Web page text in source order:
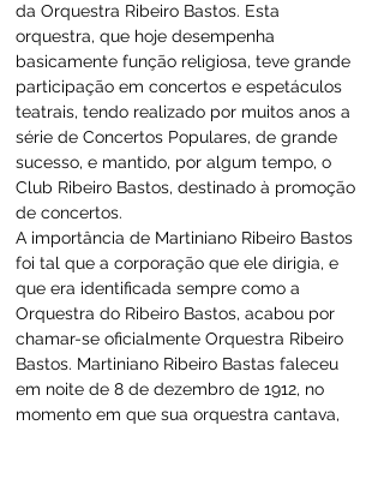
da Orquestra Ribeiro Bastos. Esta
orquestra, que hoje desempenha
basicamente função religiosa, teve grande
participação em concertos e espetáculos
teatrais, tendo realizado por muitos anos a
série de Concertos Populares, de grande
sucesso, e mantido, por algum tempo, o
Club Ribeiro Bastos, destinado à promoção
de concertos.
A importância de Martiniano Ribeiro Bastos
foi tal que a corporação que ele dirigia, e
que era identificada sempre como a
Orquestra do Ribeiro Bastos, acabou por
chamar-se oficialmente Orquestra Ribeiro
Bastos. Martiniano Ribeiro Bastas faleceu
em noite de 8 de dezembro de 1912, no
momento em que sua orquestra cantava,